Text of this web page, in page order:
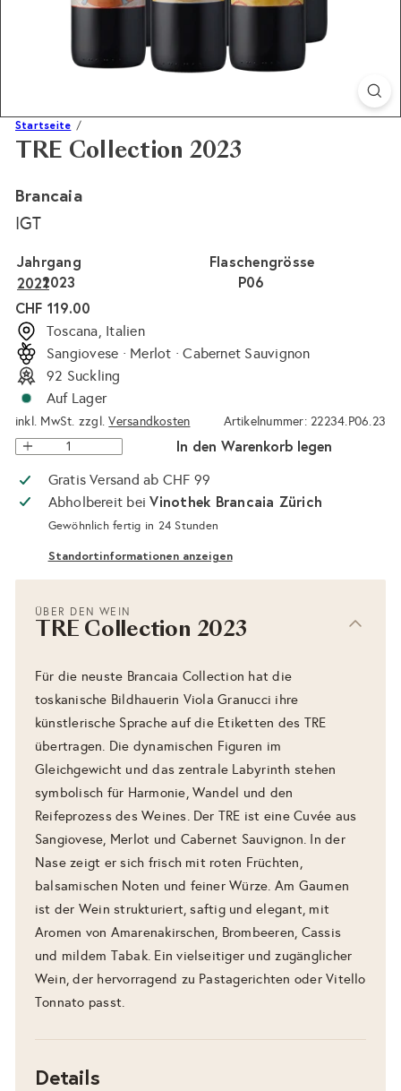
Startseite
TRE Collection 2023
Brancaia
IGT
Flaschengrösse
P06
Jahrgang
2023
2021
Normaler
Preis
CHF 119.00
Toscana, Italien
Sangiovese · Merlot · Cabernet Sauvignon
92 Suckling
Auf Lager
inkl. MwSt. zzgl.Versandkosten Artikelnummer: 22234.P06.23
In den Warenkorb legen
Gratis Versand ab CHF 99
Abholbereit beiVinothek Brancaia Zürich
Gewöhnlich fertig in 24 Stunden
Standortinformationen anzeigen
ÜBER DEN WEIN
TRE Collection 2023
Für die neuste Brancaia Collection hat die
toskanische Bildhauerin Viola Granucci ihre
künstlerische Sprache auf die Etiketten des TRE
übertragen. Die dynamischen Figuren im
Gleichgewicht und das zentrale Labyrinth stehen
symbolisch für Harmonie, Wandel und den
Reifeprozess des Weines. Der TRE ist eine Cuvée aus
Sangiovese, Merlot und Cabernet Sauvignon. In der
Nase zeigt er sich frisch mit roten Früchten,
balsamischen Noten und feiner Würze. Am Gaumen
ist der Wein strukturiert, saftig und elegant, mit
Aromen von Amarenakirschen, Brombeeren, Cassis
und mildem Tabak. Ein vielseitiger und zugänglicher
Wein, der hervorragend zu Pastagerichten oder Vitello
Tonnato passt.
Details